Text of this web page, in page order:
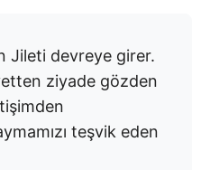
Jileti devreye girer.
ziyade gözden
teşvik eden